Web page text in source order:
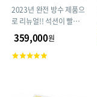
2023년 완전 방수 제품으
로 리뉴얼!! 석션이 빨아
들이고 전동으로 꿈틀거
린다! 질구와 항문 2구멍
이 살아움직여요~ 6kg 중
359,000원
고